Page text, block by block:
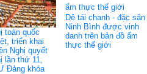
toàn quốc
triển khai
Nghị quyết
lần thứ 11,
Đảng khóa
Dê tái chanh - đặc sản
Ninh Bình được vinh
danh trên bản đồ ẩm
thực thế giới